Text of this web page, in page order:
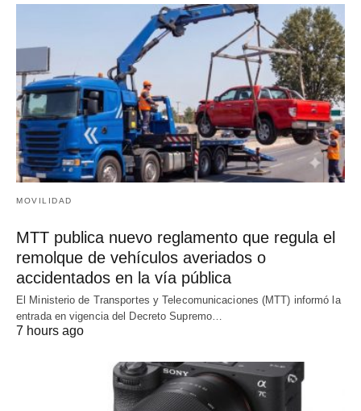
MOVILIDAD
MTT publica nuevo reglamento que regula el
remolque de vehículos averiados o
accidentados en la vía pública
El Ministerio de Transportes y Telecomunicaciones (MTT) informó la
entrada en vigencia del Decreto Supremo…
7 hours ago